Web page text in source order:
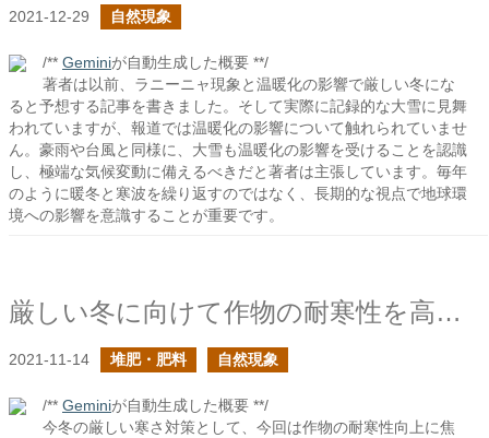
2021-12-29 自然現象
/** Geminiが自動生成した概要 **/
著者は以前、ラニーニャ現象と温暖化の影響で厳しい冬にな
ると予想する記事を書きました。そして実際に記録的な大雪に見舞
われていますが、報道では温暖化の影響について触れられていませ
ん。豪雨や台風と同様に、大雪も温暖化の影響を受けることを認識
し、極端な気候変動に備えるべきだと著者は主張しています。毎年
のように暖冬と寒波を繰り返すのではなく、長期的な視点で地球環
境への影響を意識することが重要です。
厳しい冬に向けて作物の耐寒性を高めておきたい
2021-11-14 堆肥・肥料 自然現象
/** Geminiが自動生成した概要 **/
今冬の厳しい寒さ対策として、今回は作物の耐寒性向上に焦